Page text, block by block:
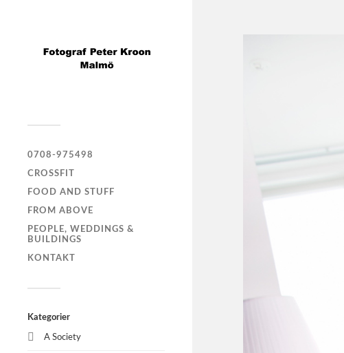
0708-975498
CROSSFIT
FOOD AND STUFF
FROM ABOVE
PEOPLE, WEDDINGS &
BUILDINGS
KONTAKT
Kategorier
A Society